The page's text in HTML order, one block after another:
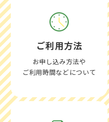
ご利用方法
お申し込み方法や
ご利用時間などについて